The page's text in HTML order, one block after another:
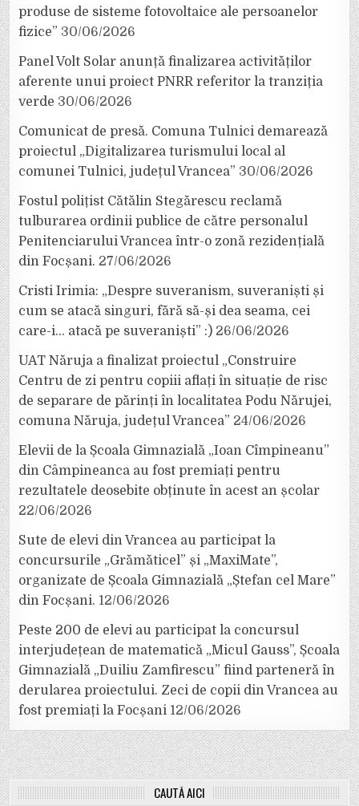
produse de sisteme fotovoltaice ale persoanelor
fizice” 30/06/2026
Panel Volt Solar anunță finalizarea activităților
aferente unui proiect PNRR referitor la tranziția
verde 30/06/2026
Comunicat de presă. Comuna Tulnici demarează
proiectul „Digitalizarea turismului local al
comunei Tulnici, județul Vrancea” 30/06/2026
Fostul polițist Cătălin Stegărescu reclamă
tulburarea ordinii publice de către personalul
Penitenciarului Vrancea într-o zonă rezidențială
din Focșani. 27/06/2026
Cristi Irimia: „Despre suveranism, suveraniști și
cum se atacă singuri, fără să-și dea seama, cei
care-i… atacă pe suveraniști” :) 26/06/2026
UAT Năruja a finalizat proiectul „Construire
Centru de zi pentru copiii aflați în situație de risc
de separare de părinți în localitatea Podu Nărujei,
comuna Năruja, județul Vrancea” 24/06/2026
Elevii de la Școala Gimnazială „Ioan Cîmpineanu”
din Câmpineanca au fost premiați pentru
rezultatele deosebite obținute în acest an școlar
22/06/2026
Sute de elevi din Vrancea au participat la
concursurile „Grămăticel” și „MaxiMate”,
organizate de Școala Gimnazială „Ștefan cel Mare”
din Focșani. 12/06/2026
Peste 200 de elevi au participat la concursul
interjudețean de matematică „Micul Gauss”, Școala
Gimnazială „Duiliu Zamfirescu” fiind parteneră în
derularea proiectului. Zeci de copii din Vrancea au
fost premiați la Focșani 12/06/2026
CAUTĂ AICI